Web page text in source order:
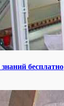
бесплатно